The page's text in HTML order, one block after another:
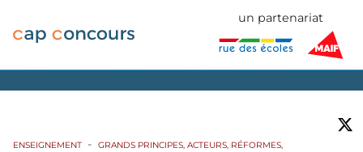
un partenariat
ENSEIGNEMENT
GRANDS PRINCIPES, ACTEURS, RÉFORMES,